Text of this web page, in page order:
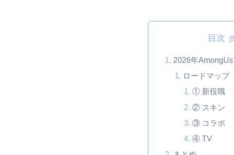
目次
2026年
ロードマップ
① 新役職
② スキン
③ コラボ
④ TV